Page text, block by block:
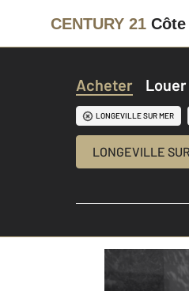
CENTURY 21
Acheter Louer
LONGEVILLE SUR MER
LONGEVILLE